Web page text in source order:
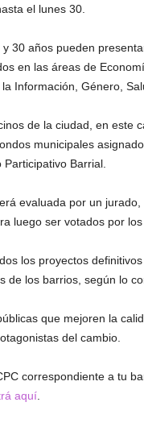
el lunes 30.
30 años pueden
en las áreas de
Información, Género,
de la ciudad, en este
municipales
Barrial.
evaluada por un
luego ser votados por
los proyectos
de los barrios, según lo
que mejoren la
del cambio.
correspondiente a tu
aquí.